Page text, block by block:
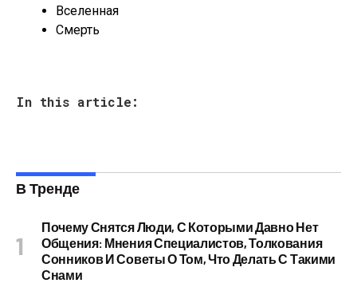
Вселенная
Смерть
In this article:
В Тренде
Почему Снятся Люди, С Которыми Давно Нет
Общения: Мнения Специалистов, Толкования
Сонников И Советы О Том, Что Делать С Такими
Снами